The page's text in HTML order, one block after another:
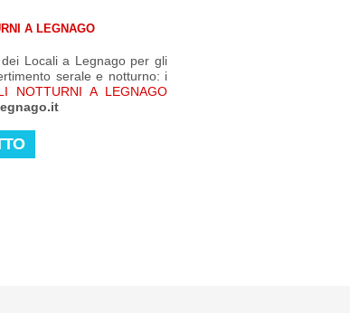
A LEGNAGO
Locali a Legnago per gli
serale e notturno: i
NOTTURNI A LEGNAGO